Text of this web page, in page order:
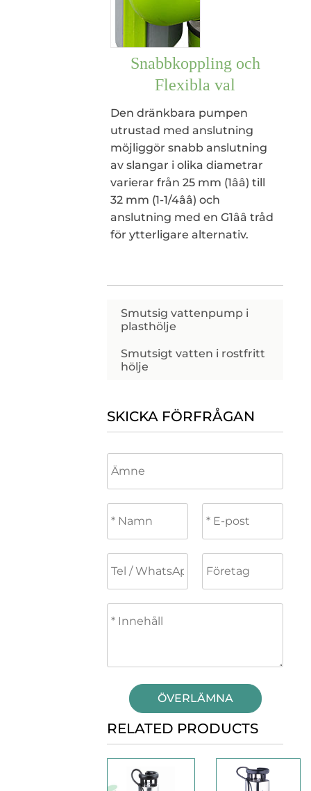
Snabbkoppling och
Flexibla val
Den dränkbara pumpen
utrustad med anslutning
möjliggör snabb anslutning
av slangar i olika diametrar
varierar från 25 mm (1ââ) till
32 mm (1-1/4ââ) och
anslutning med en G1ââ tråd
för ytterligare alternativ.
Smutsig vattenpump i
plasthölje
Smutsigt vatten i rostfritt
hölje
SKICKA FÖRFRÅGAN
ÖVERLÄMNA
RELATED PRODUCTS